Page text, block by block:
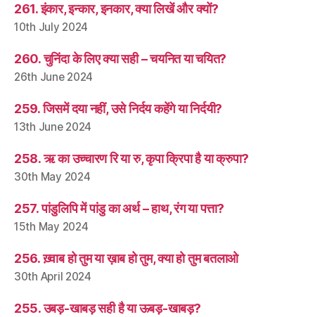
261. इंकार, इन्कार, इनकार, क्या लिखें और क्यों?
10th July 2024
260. चुनिंदा के लिए क्या सही – चयनित या चयित?
26th June 2024
259. जिसमें दया नहीं, उसे निर्दय कहेंगे या निर्दयी?
13th June 2024
258. ऋ का उच्चारण रि या रु, कृपा क्रिपा है या क्रुपा?
30th May 2024
257. पांडुलिपि में पांडु का अर्थ – हाथ, रंग या पत्ता?
15th May 2024
256. ख़्वाब हो तुम या ख़ाब हो तुम, क्या हो तुम बतलाओ
30th April 2024
255. उबड़-खाबड़ सही है या ऊबड़-खाबड़?